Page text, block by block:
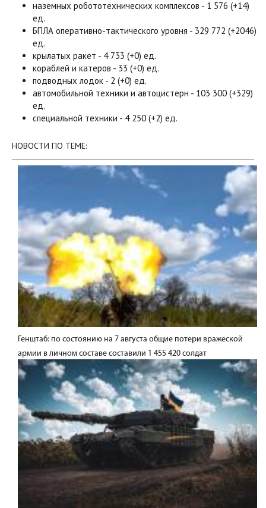
наземных робототехнических комплексов - 1 576 (+14)
ед.
БПЛА оперативно-тактического уровня - 329 772 (+2046)
ед.
крылатых ракет - 4 733 (+0) ед.
кораблей и катеров - 33 (+0) ед.
подводных лодок - 2 (+0) ед.
автомобильной техники и автоцистерн - 103 300 (+329)
ед.
специальной техники - 4 250 (+2) ед.
НОВОСТИ ПО ТЕМЕ:
Генштаб: по состоянию на 7 августа общие потери вражеской
армии в личном составе составили 1 455 420 солдат